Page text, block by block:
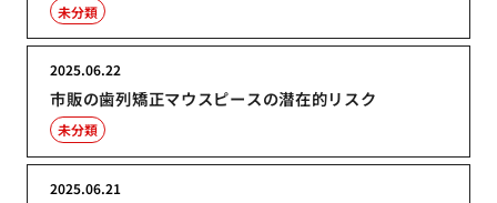
未分類
市販の歯列矯正マウスピースの潜在的リスク
2025.06.22
未分類
2025.06.21